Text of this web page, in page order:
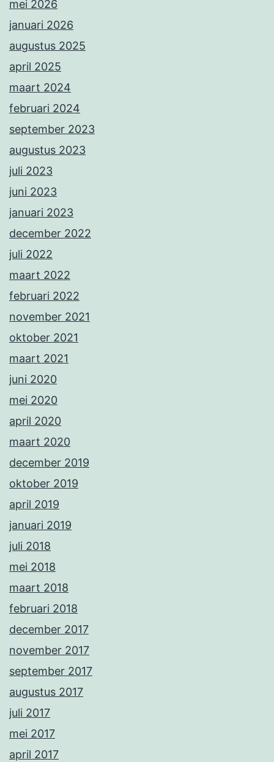
mei 2026
januari 2026
augustus 2025
april 2025
maart 2024
februari 2024
september 2023
augustus 2023
juli 2023
juni 2023
januari 2023
december 2022
juli 2022
maart 2022
februari 2022
november 2021
oktober 2021
maart 2021
juni 2020
mei 2020
april 2020
maart 2020
december 2019
oktober 2019
april 2019
januari 2019
juli 2018
mei 2018
maart 2018
februari 2018
december 2017
november 2017
september 2017
augustus 2017
juli 2017
mei 2017
april 2017